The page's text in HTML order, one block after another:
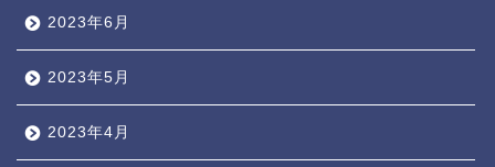
2023年6月
2023年5月
2023年4月